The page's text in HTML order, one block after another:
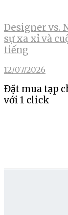
Designer vs.
sự xa xỉ và
tiếng
12/07/2026
Đặt mua tạp
với 1 click